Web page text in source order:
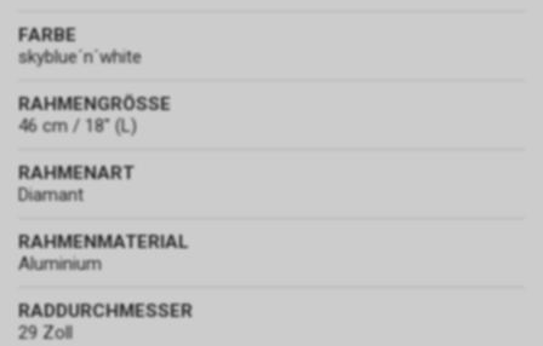
FARBE
skyblue´n´white
RAHMENGRÖSSE
46 cm / 18" (L)
RAHMENART
Diamant
RAHMENMATERIAL
Aluminium
RADDURCHMESSER
29 Zoll